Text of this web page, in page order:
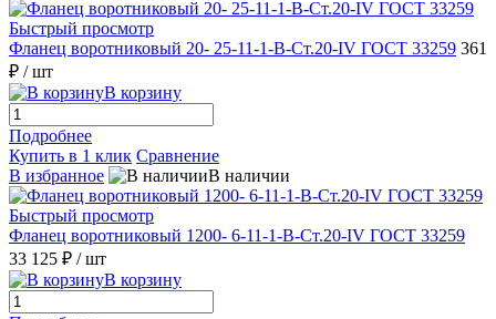
Быстрый просмотр
Фланец воротниковый 20- 25-11-1-В-Ст.20-IV ГОСТ 33259 361
₽ / шт
В корзину
Подробнее
Купить в 1 клик Сравнение
В избранное
В наличии
Быстрый просмотр
Фланец воротниковый 1200- 6-11-1-B-Ст.20-IV ГОСТ 33259
33 125 ₽ / шт
В корзину